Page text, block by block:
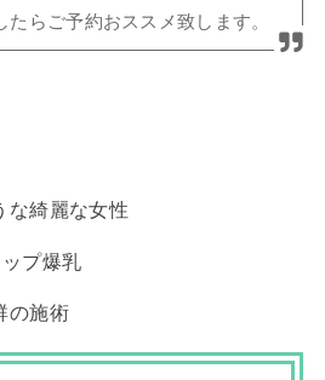
らご予約おススメ致します。
な綺麗な女性
プ爆乳
の施術